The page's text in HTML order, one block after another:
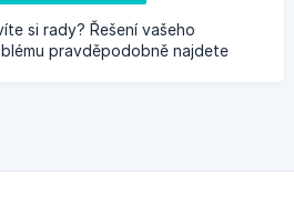
si rady? Řešení vašeho
pravděpodobně najdete